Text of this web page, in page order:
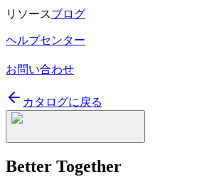
リソースブログ
ヘルプセンター
お問い合わせ
カタログに戻る
Better Together